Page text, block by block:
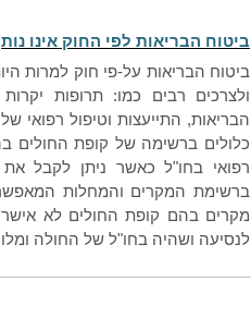
ביטוח הבריאות לפי החוק אינו
ביטוח הבריאות על-פי חוק למרות
ולצרכים רבים כמו: תרופות
הבריאות, התייעצות וטיפול רפואי
כלולים ברשימה של קופת החולים
רפואי בחו"ל כאשר ניתן לקבל
ברשימת המקרים והמחלות
מקרים בהם קופת החולים לא
לנסיעה ושהיה בחו"ל של החולה